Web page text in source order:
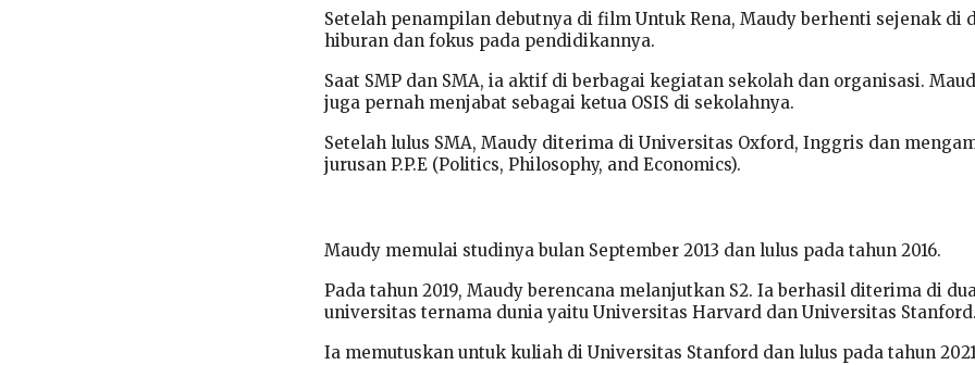
Setelah penampilan debutnya di film Untuk Rena, Maudy berhenti sejenak di
hiburan dan fokus pada pendidikannya.
Saat SMP dan SMA, ia aktif di berbagai kegiatan sekolah dan organisasi.
juga pernah menjabat sebagai ketua OSIS di sekolahnya.
Setelah lulus SMA, Maudy diterima di Universitas Oxford, Inggris dan
jurusan P.P.E (Politics, Philosophy, and Economics).
Maudy memulai studinya bulan September 2013 dan lulus pada tahun 2016.
Pada tahun 2019, Maudy berencana melanjutkan S2. Ia berhasil diterima di
universitas ternama dunia yaitu Universitas Harvard dan Universitas
Ia memutuskan untuk kuliah di Universitas Stanford dan lulus pada tahun